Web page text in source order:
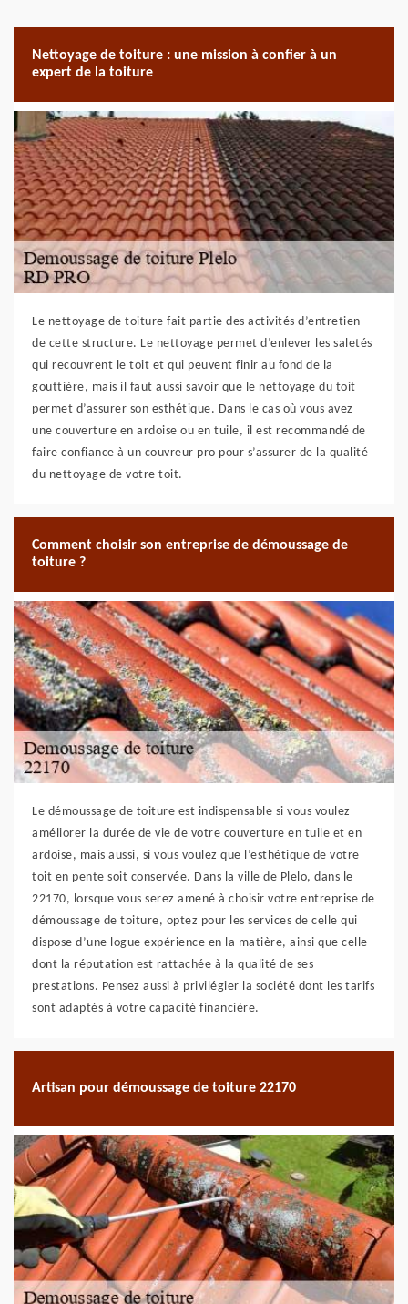
Nettoyage de toiture : une mission à confier à un
expert de la toiture
Le nettoyage de toiture fait partie des activités d’entretien
de cette structure. Le nettoyage permet d’enlever les saletés
qui recouvrent le toit et qui peuvent finir au fond de la
gouttière, mais il faut aussi savoir que le nettoyage du toit
permet d’assurer son esthétique. Dans le cas où vous avez
une couverture en ardoise ou en tuile, il est recommandé de
faire confiance à un couvreur pro pour s’assurer de la qualité
du nettoyage de votre toit.
Comment choisir son entreprise de démoussage de
toiture ?
Le démoussage de toiture est indispensable si vous voulez
améliorer la durée de vie de votre couverture en tuile et en
ardoise, mais aussi, si vous voulez que l’esthétique de votre
toit en pente soit conservée. Dans la ville de Plelo, dans le
22170, lorsque vous serez amené à choisir votre entreprise de
démoussage de toiture, optez pour les services de celle qui
dispose d’une logue expérience en la matière, ainsi que celle
dont la réputation est rattachée à la qualité de ses
prestations. Pensez aussi à privilégier la société dont les tarifs
sont adaptés à votre capacité financière.
Artisan pour démoussage de toiture 22170